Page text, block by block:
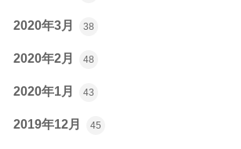
2020年3月 38
2020年2月 48
2020年1月 43
2019年12月 45